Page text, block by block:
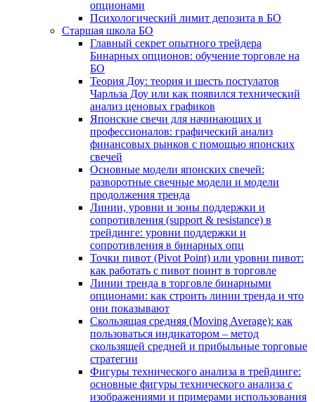
опционами
Психологический лимит депозита в БО
Старшая школа БО
Главный секрет опытного трейдера
Бинарных опционов: обучение торговле на
БО
Теория Доу: теория и шесть постулатов
Чарльза Доу или как появился технический
анализ ценовых графиков
Японские свечи для начинающих и
профессионалов: графический анализ
финансовых рынков с помощью японских
свечей
Основные модели японских свечей:
разворотные свечные модели и модели
продолжения тренда
Линии, уровни и зоны поддержки и
сопротивления (support & resistance) в
трейдинге: уровни поддержки и
сопротивления в бинарных опц
Точки пивот (Pivot Point) или уровни пивот:
как работать с пивот поинт в торговле
Линии тренда в торговле бинарными
опционами: как строить линии тренда и что
они показывают
Скользящая средняя (Moving Average): как
пользоваться индикатором – метод
скользящей средней и прибыльные торговые
стратегии
Фигуры технического анализа в трейдинге:
основные фигуры технического анализа с
изображениями и примерами использования